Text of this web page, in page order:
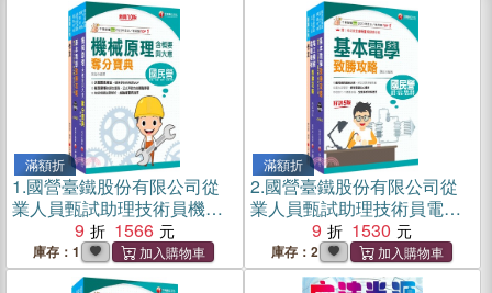
滿額折
1.國營臺鐵股份有限公司從
業人員甄試助理技術員機械
課文版套書（共三冊）
9 1566
庫存：1
滿額折
2.國營臺鐵股份有限公司從
業人員甄試助理技術員電機
課文版套書（三冊）
9 1530
庫存：2